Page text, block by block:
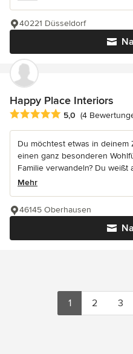
40221 Düsseldorf
Happy Place Interiors
Durchschnittliche
5,0 (4
Du möchtest etwas in
einen ganz besonderen
Familie verwandeln? Du weißt
Mehr
46145 Oberhausen
1 2 3